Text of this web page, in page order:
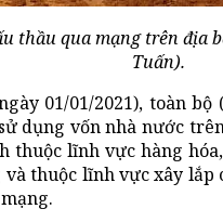
thầu qua mạng trên địa
Tuấn).
01/01/2021), toàn
dụng vốn nhà nước
thuộc lĩnh vực hàng
thuộc lĩnh vực xây